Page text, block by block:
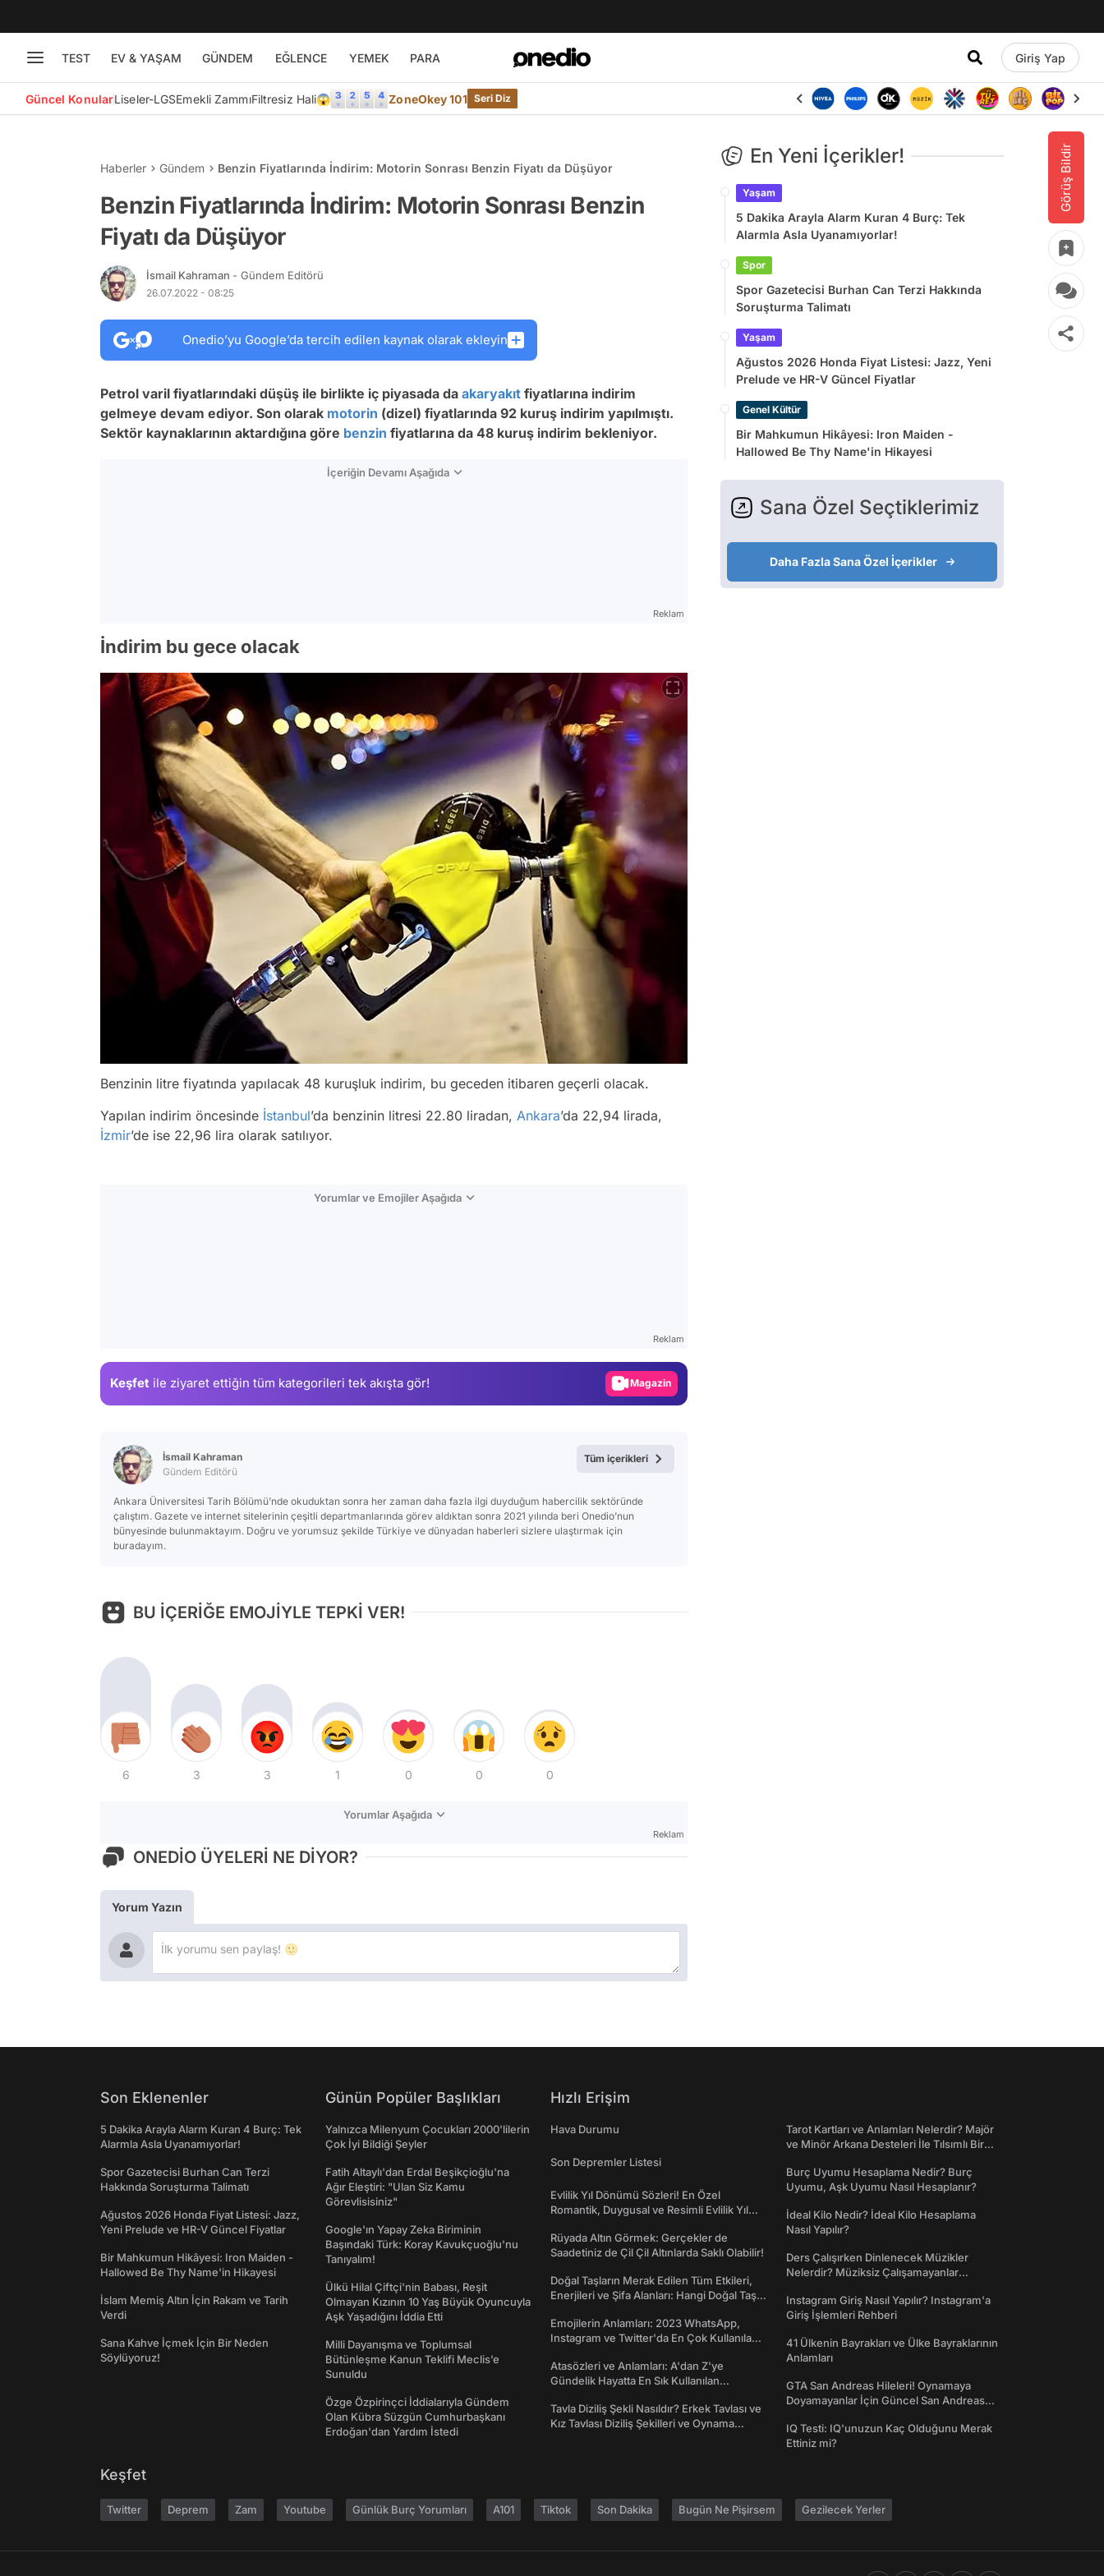
TEST EV & YAŞAM GÜNDEM EĞLENCE YEMEK PARA Giriş Yap
Güncel KonularLiseler-LGSEmekli ZammıFiltresiz Hali😱 ZoneOkey 101 Seri Diz
Görüş Bildir
Haberler Gündem Benzin Fiyatlarında İndirim: Motorin Sonrası Benzin Fiyatı da Düşüyor
Benzin Fiyatlarında İndirim: Motorin Sonrası Benzin
Fiyatı da Düşüyor
İsmail Kahraman - Gündem Editörü
26.07.2022 - 08:25
Onedio’yu Google’da tercih edilen kaynak olarak ekleyin
Petrol varil fiyatlarındaki düşüş ile birlikte iç piyasada da akaryakıt fiyatlarına indirim
gelmeye devam ediyor. Son olarak motorin (dizel) fiyatlarında 92 kuruş indirim yapılmıştı.
Sektör kaynaklarının aktardığına göre benzin fiyatlarına da 48 kuruş indirim bekleniyor.
İçeriğin Devamı Aşağıda
Reklam
İndirim bu gece olacak
Benzinin litre fiyatında yapılacak 48 kuruşluk indirim, bu geceden itibaren geçerli olacak.
Yapılan indirim öncesinde İstanbul’da benzinin litresi 22.80 liradan, Ankara’da 22,94 lirada,
İzmir’de ise 22,96 lira olarak satılıyor.
Yorumlar ve Emojiler Aşağıda
Reklam
Keşfet ile ziyaret ettiğin tüm kategorileri tek akışta gör! Magazin
İsmail Kahraman
Gündem Editörü
Ankara Üniversitesi Tarih Bölümü’nde okuduktan sonra her zaman daha fazla ilgi duyduğum habercilik sektöründe
çalıştım. Gazete ve internet sitelerinin çeşitli departmanlarında görev aldıktan sonra 2021 yılında beri Onedio’nun
bünyesinde bulunmaktayım. Doğru ve yorumsuz şekilde Türkiye ve dünyadan haberleri sizlere ulaştırmak için
buradayım.
Tüm içerikleri
BU İÇERİĞE EMOJİYLE TEPKİ VER!
6 3 3 1 0 0 0
Yorumlar Aşağıda
Reklam
ONEDİO ÜYELERİ NE DİYOR?
Yorum Yazın
En Yeni İçerikler!
Yaşam
5 Dakika Arayla Alarm Kuran 4 Burç: Tek
Alarmla Asla Uyanamıyorlar!
Spor
Spor Gazetecisi Burhan Can Terzi Hakkında
Soruşturma Talimatı
Yaşam
Ağustos 2026 Honda Fiyat Listesi: Jazz, Yeni
Prelude ve HR-V Güncel Fiyatlar
Genel Kültür
Bir Mahkumun Hikâyesi: Iron Maiden -
Hallowed Be Thy Name'in Hikayesi
Sana Özel Seçtiklerimiz
Daha Fazla Sana Özel İçerikler
Son Eklenenler
5 Dakika Arayla Alarm Kuran 4 Burç: Tek
Alarmla Asla Uyanamıyorlar!
Spor Gazetecisi Burhan Can Terzi
Hakkında Soruşturma Talimatı
Ağustos 2026 Honda Fiyat Listesi: Jazz,
Yeni Prelude ve HR-V Güncel Fiyatlar
Bir Mahkumun Hikâyesi: Iron Maiden -
Hallowed Be Thy Name'in Hikayesi
İslam Memiş Altın İçin Rakam ve Tarih
Verdi
Sana Kahve İçmek İçin Bir Neden
Söylüyoruz!
Günün Popüler Başlıkları
Yalnızca Milenyum Çocukları 2000'lilerin
Çok İyi Bildiği Şeyler
Fatih Altaylı'dan Erdal Beşikçioğlu'na
Ağır Eleştiri: "Ulan Siz Kamu
Görevlisisiniz"
Google'ın Yapay Zeka Biriminin
Başındaki Türk: Koray Kavukçuoğlu'nu
Tanıyalım!
Ülkü Hilal Çiftçi'nin Babası, Reşit
Olmayan Kızının 10 Yaş Büyük Oyuncuyla
Aşk Yaşadığını İddia Etti
Milli Dayanışma ve Toplumsal
Bütünleşme Kanun Teklifi Meclis’e
Sunuldu
Özge Özpirinçci İddialarıyla Gündem
Olan Kübra Süzgün Cumhurbaşkanı
Erdoğan'dan Yardım İstedi
Hızlı Erişim
Hava Durumu
Son Depremler Listesi
Evlilik Yıl Dönümü Sözleri! En Özel
Romantik, Duygusal ve Resimli Evlilik Yıl
Rüyada Altın Görmek: Gerçekler de
Saadetiniz de Çil Çil Altınlarda Saklı Olabilir!
Doğal Taşların Merak Edilen Tüm Etkileri,
Enerjileri ve Şifa Alanları: Hangi Doğal Taş
Emojilerin Anlamları: 2023 WhatsApp,
Instagram ve Twitter'da En Çok Kullanılan
Atasözleri ve Anlamları: A'dan Z'ye
Gündelik Hayatta En Sık Kullanılan
Tavla Diziliş Şekli Nasıldır? Erkek Tavlası ve
Kız Tavlası Diziliş Şekilleri ve Oynama
Tarot Kartları ve Anlamları Nelerdir? Majör
ve Minör Arkana Desteleri İle Tılsımlı Bir
Burç Uyumu Hesaplama Nedir? Burç
Uyumu, Aşk Uyumu Nasıl Hesaplanır?
İdeal Kilo Nedir? İdeal Kilo Hesaplama
Nasıl Yapılır?
Ders Çalışırken Dinlenecek Müzikler
Nelerdir? Müziksiz Çalışamayanlar
Instagram Giriş Nasıl Yapılır? Instagram'a
Giriş İşlemleri Rehberi
41 Ülkenin Bayrakları ve Ülke Bayraklarının
Anlamları
GTA San Andreas Hileleri! Oynamaya
Doyamayanlar İçin Güncel San Andreas
IQ Testi: IQ'unuzun Kaç Olduğunu Merak
Ettiniz mi?
Keşfet
Twitter Deprem Zam Youtube Günlük Burç Yorumları A101 Tiktok Son Dakika Bugün Ne Pişirsem Gezilecek Yerler